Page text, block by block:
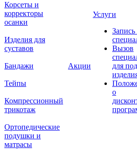
Корсеты и
корректоры
осанки
Изделия для
суставов
Бандажи
Тейпы
Компрессионный
трикотаж
Ортопедические
подушки и
матрасы
Акции
Услуги
Запись
Вызов
для
о